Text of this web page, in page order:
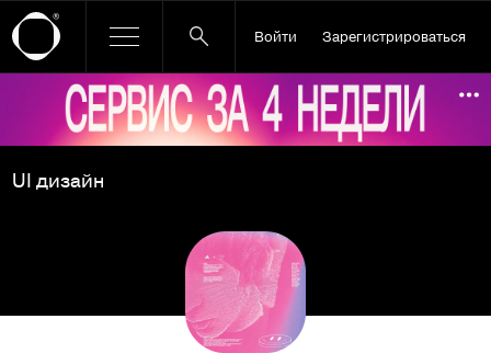
Войти Зарегистрироваться
Ссылка баннера
UI дизайн